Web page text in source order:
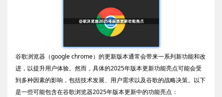
谷歌浏览器（google chrome）的更新版本通常会带来一系列新功能和改
进，以提升用户体验。然而，具体的2025年版本更新功能亮点可能会受
到多种因素的影响，包括技术发展、用户需求以及谷歌的战略决策。以下
是一些可能包含在谷歌浏览器2025年版本更新中的功能亮点：